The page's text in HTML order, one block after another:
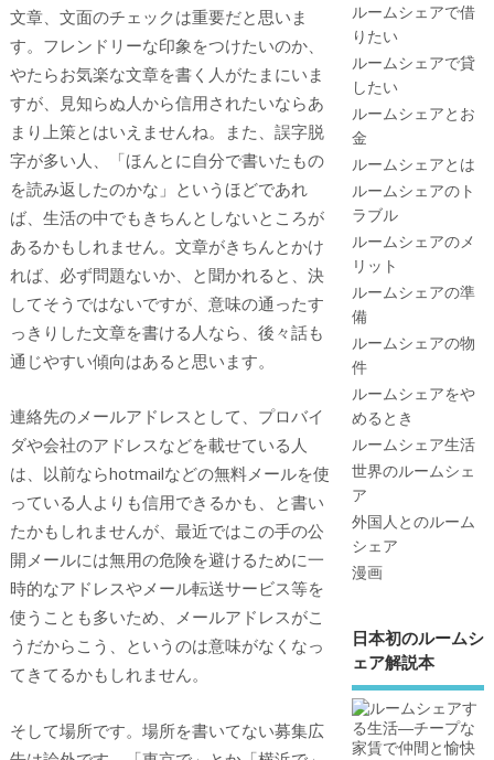
文章、文面のチェックは重要だと思いま
す。フレンドリーな印象をつけたいのか、
やたらお気楽な文章を書く人がたまにいま
すが、見知らぬ人から信用されたいならあ
まり上策とはいえませんね。また、誤字脱
字が多い人、「ほんとに自分で書いたもの
を読み返したのかな」というほどであれ
ば、生活の中でもきちんとしないところが
あるかもしれません。文章がきちんとかけ
れば、必ず問題ないか、と聞かれると、決
してそうではないですが、意味の通ったす
っきりした文章を書ける人なら、後々話も
通じやすい傾向はあると思います。
連絡先のメールアドレスとして、プロバイ
ダや会社のアドレスなどを載せている人
は、以前ならhotmailなどの無料メールを使
っている人よりも信用できるかも、と書い
たかもしれませんが、最近ではこの手の公
開メールには無用の危険を避けるために一
時的なアドレスやメール転送サービス等を
使うことも多いため、メールアドレスがこ
うだからこう、というのは意味がなくなっ
てきてるかもしれません。
そして場所です。場所を書いてない募集広
ルームシェアで借
りたい
ルームシェアで貸
したい
ルームシェアとお
金
ルームシェアとは
ルームシェアのト
ラブル
ルームシェアのメ
リット
ルームシェアの準
備
ルームシェアの物
件
ルームシェアをや
めるとき
ルームシェア生活
世界のルームシェ
ア
外国人とのルーム
シェア
漫画
日本初のルームシ
ェア解説本